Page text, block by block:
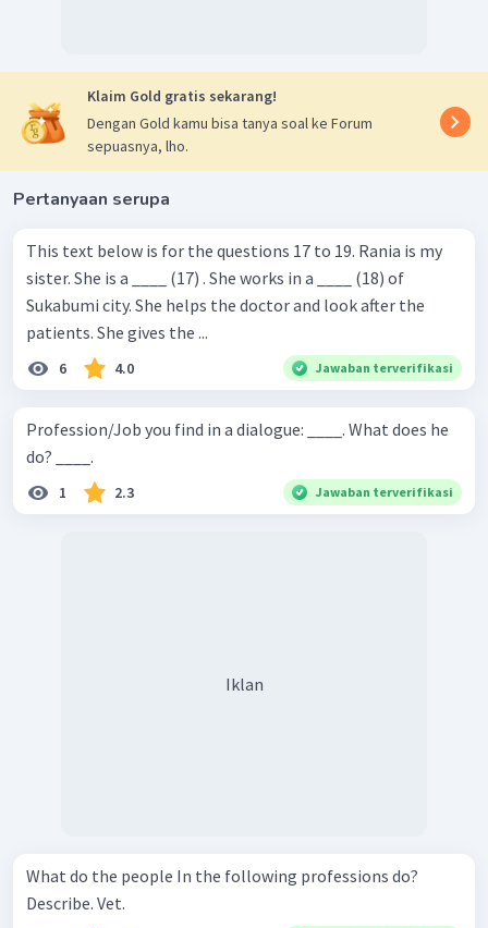
Klaim Gold gratis sekarang!
Dengan Gold kamu bisa tanya soal ke Forum
sepuasnya, lho.
Pertanyaan serupa
This text below is for the questions 17 to 19. Rania is my
sister. She is a ____ (17) . She works in a ____ (18) of
Sukabumi city. She helps the doctor and look after the
patients. She gives the ...
6 4.0 Jawaban terverifikasi
Profession/Job you find in a dialogue: ____. What does he
do? ____.
1 2.3 Jawaban terverifikasi
Iklan
What do the people In the following professions do?
Describe. Vet.